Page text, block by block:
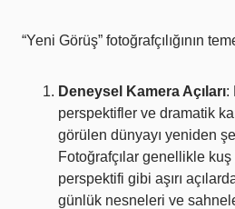
“Yeni Görüş” fotoğrafçılığının
Deneysel Kamera Açıları:
perspektifler ve dramatik
görülen dünyayı yeniden
Fotoğrafçılar genellikle kuş
perspektifi gibi aşırı
günlük nesneleri ve